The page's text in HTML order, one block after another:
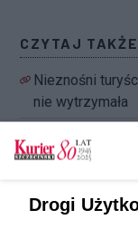
CZYTAJ TAKŻE
Nieznośni
nie wytrzymała
Majka
Areszt dla
Drogi